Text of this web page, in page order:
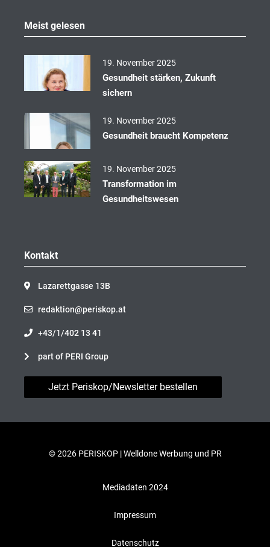
o
o
Meist gelesen
19. November 2025
Gesundheit stärken, Zukunft
sichern
19. November 2025
Gesundheit braucht Kompetenz
19. November 2025
Transformation im
Gesundheitswesen
Kontakt
Lazarettgasse 13B
redaktion@periskop.at
+43/1/402 13 41
part of PERI Group
Jetzt Periskop/Newsletter bestellen
© 2026 PERISKOP |Welldone Werbung und PR
Mediadaten 2024
Impressum
Datenschutz